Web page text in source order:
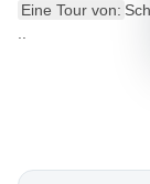
Eine Tour von: